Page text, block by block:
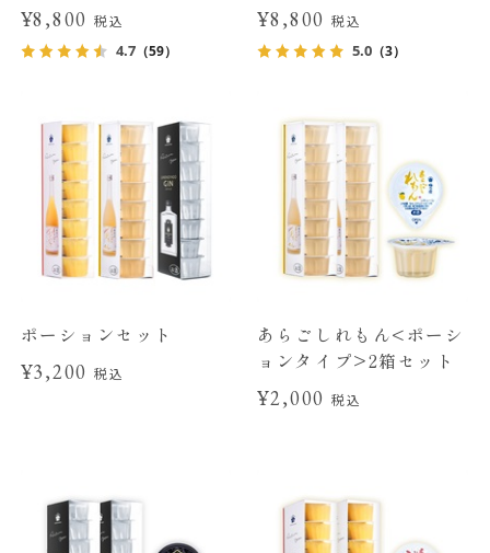
¥8,800税込
4.7（59）
¥8,800 税込
5.0 （3）
ポーションセット
¥3,200税込
あらごしれもん<ポーシ
ョンタイプ>2箱セット
¥2,000 税込